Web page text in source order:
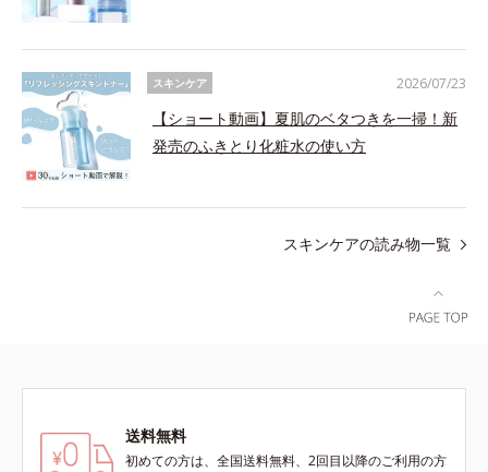
スキンケア
【ショート動画】夏肌のベタつきを一掃！新
発売のふきとり化粧水の使い方
2026/07/23
スキンケアの読み物一覧
送料無料
初めての方は、全国送料無料、2回目以降のご利用の方